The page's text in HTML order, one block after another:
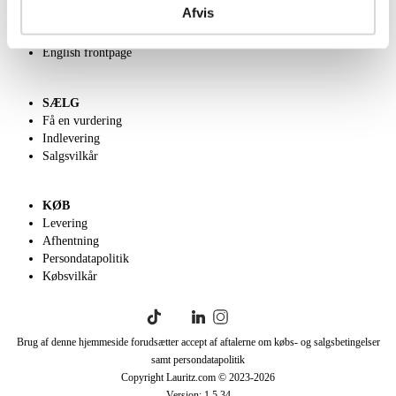
Afvis
Klassisk Auktion
English frontpage
SÆLG
Få en vurdering
Indlevering
Salgsvilkår
KØB
Levering
Afhentning
Persondatapolitik
Købsvilkår
Brug af denne hjemmeside forudsætter accept af aftalerne om købs- og salgsbetingelser
samt persondatapolitik
Copyright Lauritz.com © 2023-2026